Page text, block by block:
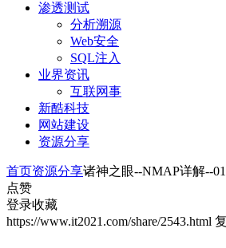
渗透测试
分析溯源
Web安全
SQL注入
业界资讯
互联网事
新酷科技
网站建设
资源分享
首页资源分享诸神之眼--NMAP详解--01
点赞
登录收藏
https://www.it2021.com/share/2543.html